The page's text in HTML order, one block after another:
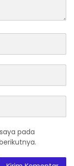
pada